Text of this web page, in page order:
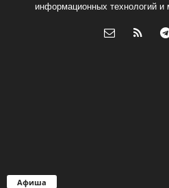
информационных технологий и
Афиша